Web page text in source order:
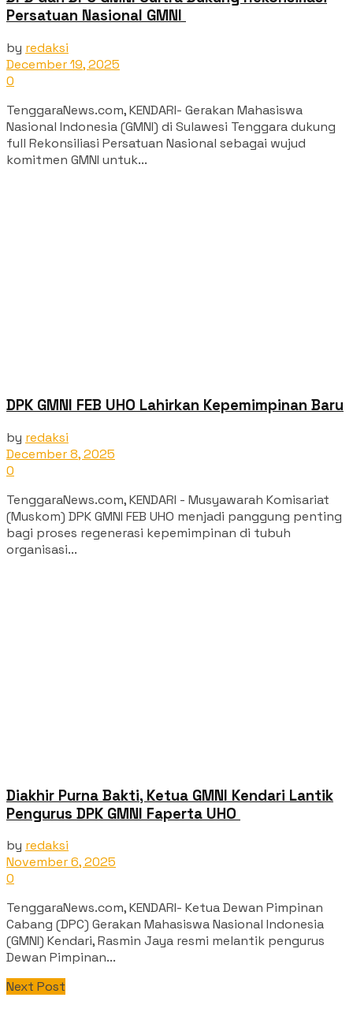
Persatuan Nasional GMNI ‎
by redaksi
December 19, 2025
0
TenggaraNews.com, KENDARI- Gerakan Mahasiswa
Nasional Indonesia (GMNI) di Sulawesi Tenggara dukung
full Rekonsiliasi Persatuan Nasional sebagai wujud
komitmen GMNI untuk...
‎DPK GMNI FEB UHO Lahirkan Kepemimpinan Baru
by redaksi
December 8, 2025
0
‎TenggaraNews.com, KENDARI - Musyawarah Komisariat
(Muskom) DPK GMNI FEB UHO menjadi panggung penting
bagi proses regenerasi kepemimpinan di tubuh
organisasi...
‎Diakhir Purna Bakti, Ketua GMNI Kendari Lantik
Pengurus DPK GMNI Faperta UHO ‎
by redaksi
November 6, 2025
0
TenggaraNews.com, KENDARI- Ketua Dewan Pimpinan
Cabang (DPC) Gerakan Mahasiswa Nasional Indonesia
(GMNI) Kendari, Rasmin Jaya resmi melantik pengurus
Dewan Pimpinan...
Next Post